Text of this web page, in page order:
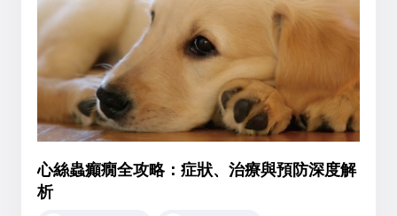
心絲蟲癲癇全攻略：症狀、治療與預防深度解
析